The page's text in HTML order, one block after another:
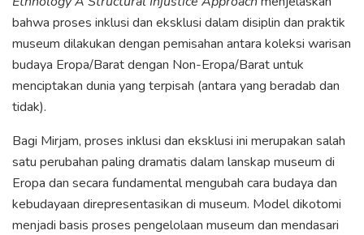
bahwa proses inklusi dan eksklusi dalam disiplin dan praktik
museum dilakukan dengan pemisahan antara koleksi warisan
budaya Eropa/Barat dengan Non-Eropa/Barat untuk
menciptakan dunia yang terpisah (antara yang beradab dan
tidak).
Bagi Mirjam, proses inklusi dan eksklusi ini merupakan salah
satu perubahan paling dramatis dalam lanskap museum di
Eropa dan secara fundamental mengubah cara budaya dan
kebudayaan direpresentasikan di museum. Model dikotomi
menjadi basis proses pengelolaan museum dan mendasari